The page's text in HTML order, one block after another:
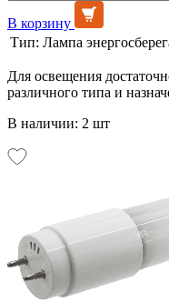
В корзину
Тип: Лампа
Для освещения
различного типа и
В наличии: 2 шт